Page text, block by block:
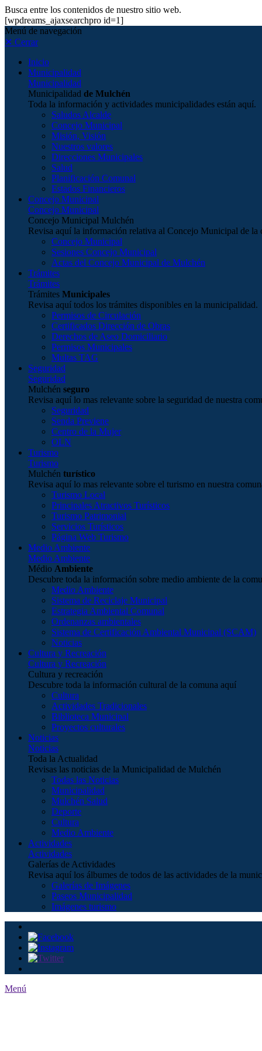
Busca entre los contenidos de nuestro sitio web.
[wpdreams_ajaxsearchpro id=1]
Menú de navegación
✕ Cerrar
Inicio
Municipalidad
Municipalidad
Municipalidad de Mulchén
Toda la información y actividades municipalidades están aquí.
Saludos Alcalde
Concejo Municipal
Misión, Visión
Nuestros valores
Direcciones Municipales
Salud
Planificación Comunal
Estados Financieros
Concejo Municipal
Concejo Municipal
Concejo Municipal Mulchén
Revisa aquí la información relativa al Concejo Municipal de la
Concejo Municipal
Sesiones Concejo Municipal
Actas del Concejo Municipal de Mulchén
Trámites
Trámites
Trámites Municipales
Revisa aquí todos los trámites disponibles en la municipalidad.
Permisos de Circulación
Certificados Dirección de Obras
Derechos de Aseo Domiciliario
Permisos Municipales
Multas TAG
Seguridad
Seguridad
Mulchén seguro
Revisa aquí lo mas relevante sobre la seguridad de nuestra
Seguridad
Senda Previene
Centro de la Mujer
OLN
Turismo
Turismo
Mulchén turístico
Revisa aquí lo mas relevante sobre el turismo en nuestra
Turismo Local
Principales Atractivos Turísticos
Turismo Patrimonial
Servicios Turísticos
Página Web Turismo
Medio Ambiente
Medio Ambiente
Médio Ambiente
Descubre toda la información sobre medio ambiente de la
Medio Ambiente
Sistema de Reciclaje Municipal
Estrategia Ambiental Comunal
Ordenanzas ambientales
Sistema de Certificación Ambiental Municipal (SCAM)
Noticias
Cultura y Recreación
Cultura y Recreación
Cultura y recreación
Descubre toda la información cultural de la comuna aquí
Cultura
Actividades Tradicionales
Biblioteca Municipal
Proyectos culturales
Noticias
Noticias
Toda la Actualidad
Revisas las noticias de la Municipalidad de Mulchén
Todas las Noticias
Municipalidad
Mulchén Salud
Deporte
Cultura
Medio Ambiente
Actividades
Actividades
Galerías de Actividades
Revisa aquí los álbumes de todos de las actividades de la
Galerías de Imágenes
Paseos Municipalidad
Imágenes turismo
Menú